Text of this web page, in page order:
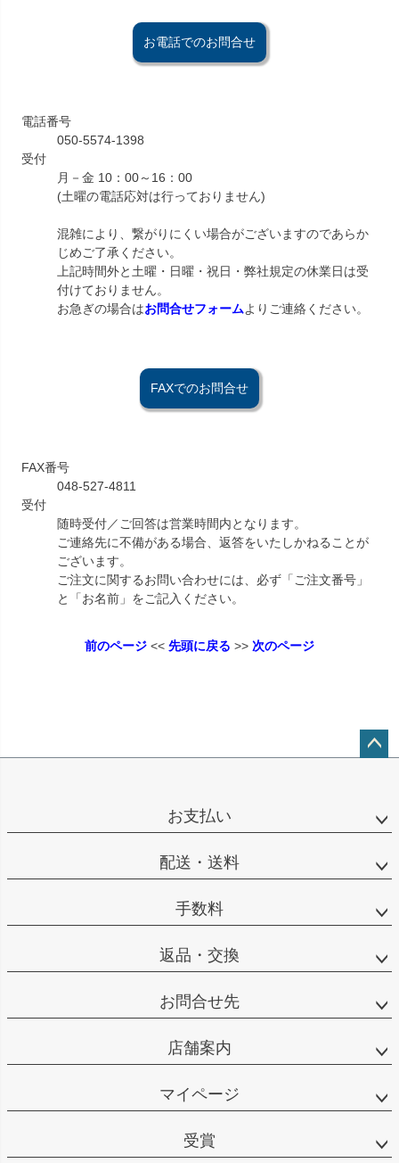
お電話でのお問合せ
電話番号
050-5574-1398
受付
月－金 10：00～16：00
(土曜の電話応対は行っておりません)
混雑により、繋がりにくい場合がございますのであらか
じめご了承ください。
上記時間外と土曜・日曜・祝日・弊社規定の休業日は受
付けておりません。
お急ぎの場合はお問合せフォームよりご連絡ください。
FAXでのお問合せ
FAX番号
048-527-4811
受付
随時受付／ご回答は営業時間内となります。
ご連絡先に不備がある場合、返答をいたしかねることが
ございます。
ご注文に関するお問い合わせには、必ず「ご注文番号」
と「お名前」をご記入ください。
前のページ << 先頭に戻る >> 次のページ
お支払い
配送・送料
手数料
返品・交換
お問合せ先
店舗案内
マイページ
受賞